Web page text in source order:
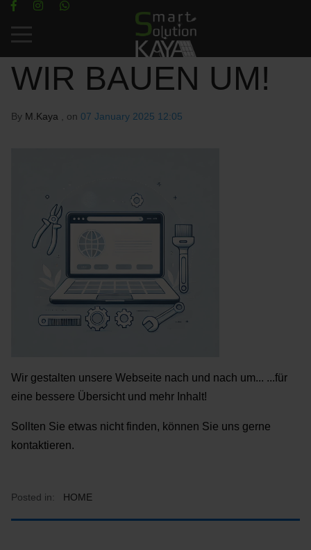
Mobile Menu Toggle
WIR BAUEN UM!
By M.Kaya , on 07 January 2025 12:05
Wir gestalten unsere Webseite nach und nach um... ...für
eine bessere Übersicht und mehr Inhalt!
Sollten Sie etwas nicht finden, können Sie uns gerne
kontaktieren.
Posted in: HOME